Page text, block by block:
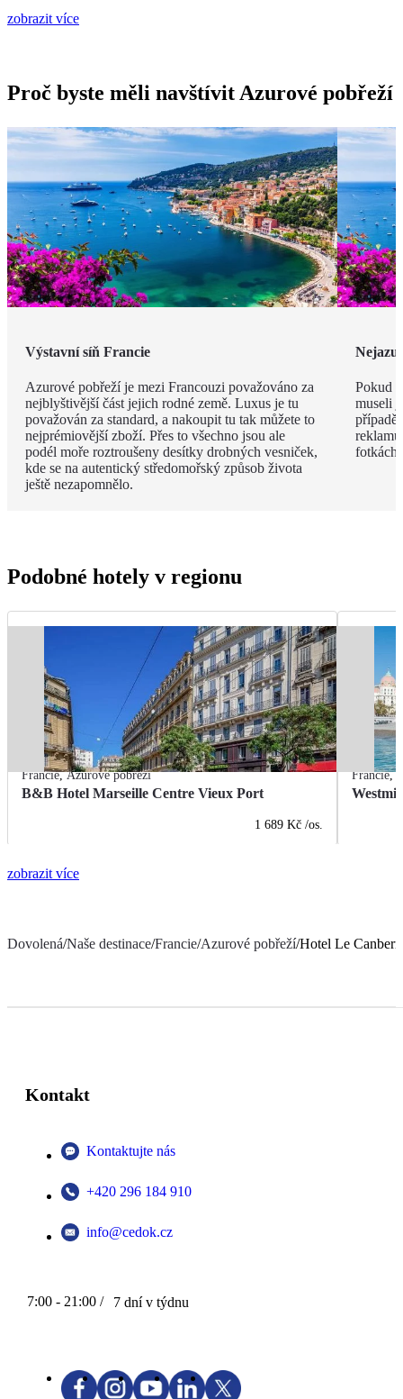
zobrazit více
Proč byste měli navštívit Azurové pobřeží
Výstavní síň Francie
Azurové pobřeží je mezi Francouzi považováno za
nejblyštivější část jejich rodné země. Luxus je tu
považován za standard, a nakoupit tu tak můžete to
nejprémiovější zboží. Přes to všechno jsou ale
podél moře roztroušeny desítky drobných vesniček,
kde se na autentický středomořský způsob života
ještě nezapomnělo.
Pokud
museli
případě
fotkách!
Podobné hotely v regionu
Francie,Azurové pobřeží
B&B Hotel Marseille Centre Vieux Port
1 689 Kč /os.
Francie,
zobrazit více
Dovolená/Naše destinace/Francie/Azurové pobřeží/Hotel Le
Kontakt
Kontaktujte nás
+420 296 184 910
info@cedok.cz
7:00 - 21:00 / 7 dní v týdnu